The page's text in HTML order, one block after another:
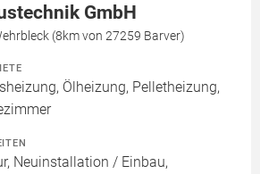
GmbH
(8km von 27259 Barver)
Ölheizung, Pelletheizung,
Neuinstallation / Einbau,